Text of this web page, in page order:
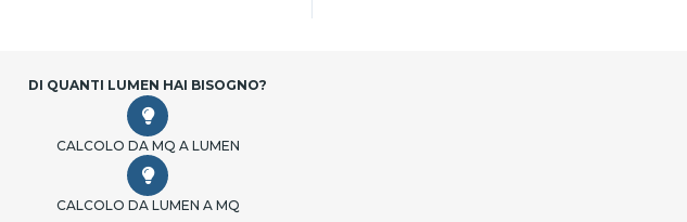
DI QUANTI LUMEN HAI BISOGNO?
CALCOLO DA MQ A LUMEN
CALCOLO DA LUMEN A MQ